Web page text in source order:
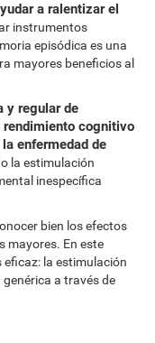
a ralentizar el
instrumentos
episódica es una
mayores beneficios al
y regular de
cognitivo
enfermedad de
la estimulación
inespecífica
bien los efectos
mayores. En este
eficaz: la estimulación
a través de